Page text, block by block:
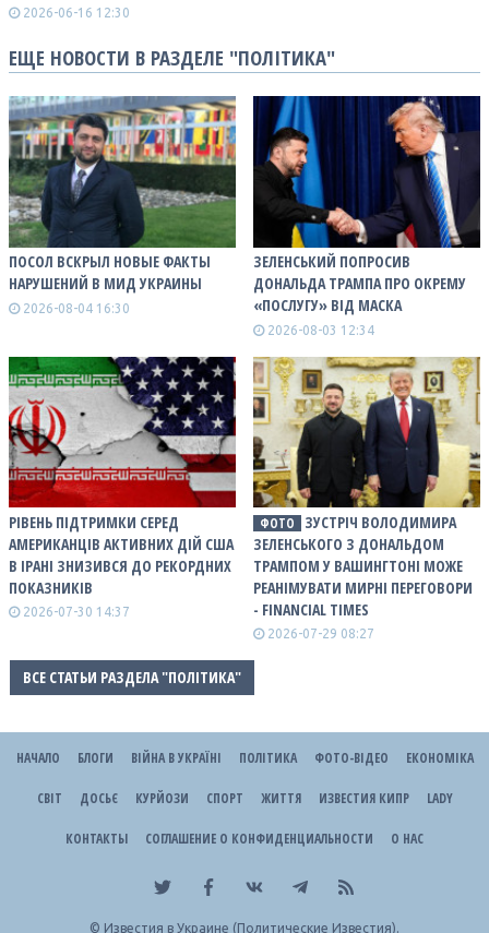
2026-06-16 12:30
ЕЩЕ НОВОСТИ В РАЗДЕЛЕ "ПОЛІТИКА"
ПОСОЛ ВСКРЫЛ НОВЫЕ ФАКТЫ
НАРУШЕНИЙ В МИД УКРАИНЫ
2026-08-04 16:30
ЗЕЛЕНСЬКИЙ ПОПРОСИВ
ДОНАЛЬДА ТРАМПА ПРО ОКРЕМУ
«ПОСЛУГУ» ВІД МАСКА
2026-08-03 12:34
РІВЕНЬ ПІДТРИМКИ СЕРЕД
АМЕРИКАНЦІВ АКТИВНИХ ДІЙ США
В ІРАНІ ЗНИЗИВСЯ ДО РЕКОРДНИХ
ПОКАЗНИКІВ
2026-07-30 14:37
ФОТО
ЗУСТРІЧ ВОЛОДИМИРА
ЗЕЛЕНСЬКОГО З ДОНАЛЬДОМ
ТРАМПОМ У ВАШИНГТОНІ МОЖЕ
РЕАНІМУВАТИ МИРНІ ПЕРЕГОВОРИ
- FINANCIAL TIMES
2026-07-29 08:27
ВСЕ СТАТЬИ РАЗДЕЛА "ПОЛІТИКА"
НАЧАЛО БЛОГИ ВІЙНА В УКРАЇНІ ПОЛІТИКА ФОТО-ВІДЕО ЕКОНОМІКА
СВІТ ДОСЬЄ КУРЙОЗИ СПОРТ ЖИТТЯ ИЗВЕСТИЯ КИПР LADY
КОНТАКТЫ СОГЛАШЕНИЕ О КОНФИДЕНЦИАЛЬНОСТИ О НАС
© Известия в Украине (Политические Известия).